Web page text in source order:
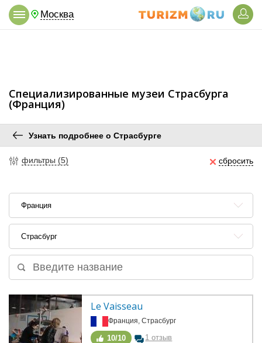
Москва
Специализированные музеи Страсбурга
(Франция)
Узнать подробнее о Страсбурге
фильтры (5) сбросить
Франция
Страсбург
Le Vaisseau
Франция, Страсбург
10/10 1 отзыв